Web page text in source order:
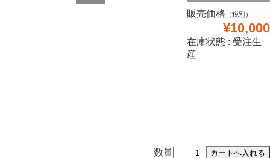
販売価格 （税別）
¥10,000
在庫状態 : 受注生
産
数量